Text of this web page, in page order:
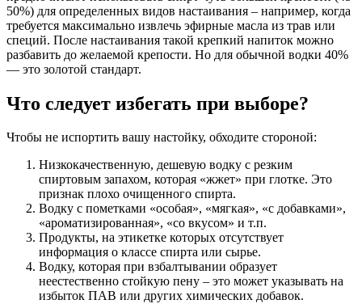
50%) для определенных видов настаивания – например, когда
требуется максимально извлечь эфирные масла из трав или
специй. После настаивания такой крепкий напиток можно
разбавить до желаемой крепости. Но для обычной водки 40%
— это золотой стандарт.
Что следует избегать при выборе?
Чтобы не испортить вашу настойку, обходите стороной:
Низкокачественную, дешевую водку с резким
спиртовым запахом, которая «жжет» при глотке. Это
признак плохо очищенного спирта.
Водку с пометками «особая», «мягкая», «с добавками»,
«ароматизированная», «со вкусом» и т.п.
Продукты, на этикетке которых отсутствует
информация о классе спирта или сырье.
Водку, которая при взбалтывании образует
неестественно стойкую пену – это может указывать на
избыток ПАВ или других химических добавок.